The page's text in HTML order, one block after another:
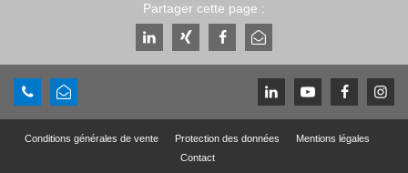
Partager cette page :
Conditions générales de vente Protection des données
Mentions légales
Contact